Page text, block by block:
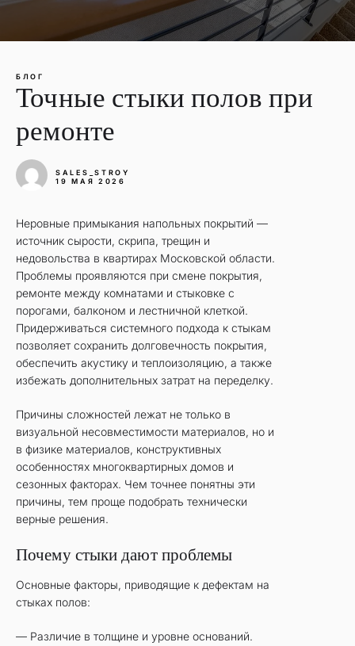
БЛОГ
Точные стыки полов при
ремонте
SALES_STROY
19 МАЯ 2026
Неровные примыкания напольных покрытий —
источник сырости, скрипа, трещин и
недовольства в квартирах Московской области.
Проблемы проявляются при смене покрытия,
ремонте между комнатами и стыковке с
порогами, балконом и лестничной клеткой.
Придерживаться системного подхода к стыкам
позволяет сохранить долговечность покрытия,
обеспечить акустику и теплоизоляцию, а также
избежать дополнительных затрат на переделку.
Причины сложностей лежат не только в
визуальной несовместимости материалов, но и
в физике материалов, конструктивных
особенностях многоквартирных домов и
сезонных факторах. Чем точнее понятны эти
причины, тем проще подобрать технически
верные решения.
Почему стыки дают проблемы
Основные факторы, приводящие к дефектам на
стыках полов:
— Различие в толщине и уровне оснований.